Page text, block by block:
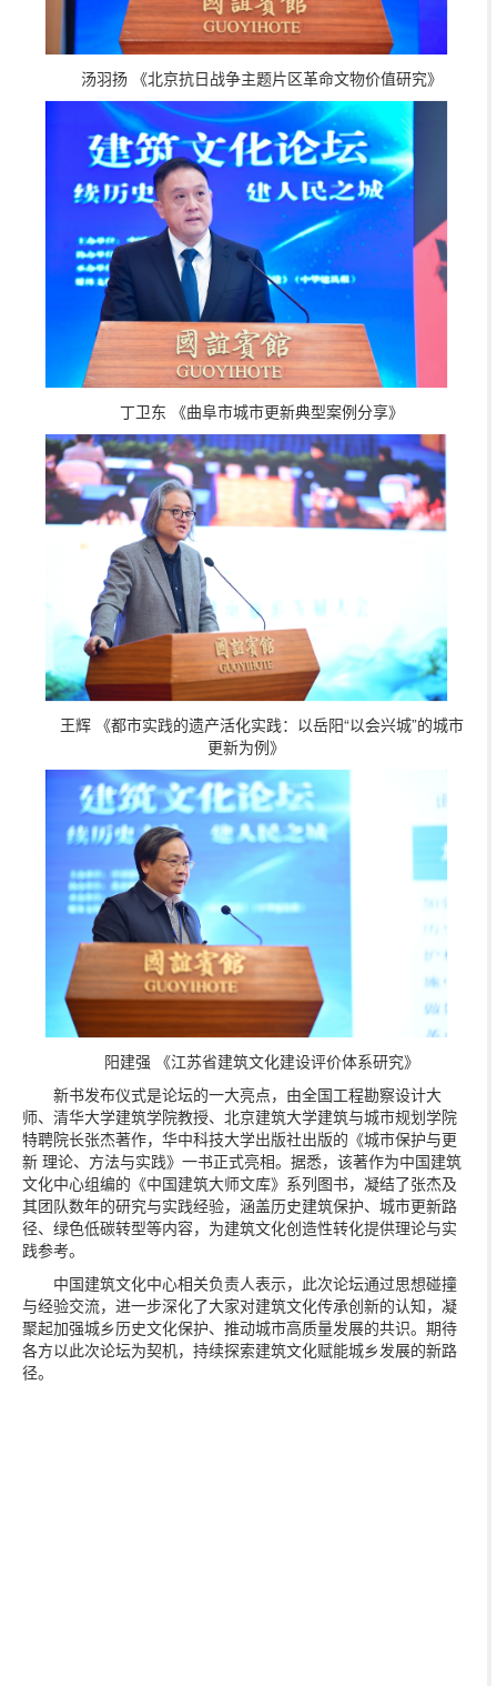
汤羽扬 《北京抗日战争主题片区革命文物价值研究》
丁卫东 《曲阜市城市更新典型案例分享》
王辉 《都市实践的遗产活化实践：以岳阳“以会兴城”的城市
更新为例》
阳建强 《江苏省建筑文化建设评价体系研究》
新书发布仪式是论坛的一大亮点，由全国工程勘察设计大
师、清华大学建筑学院教授、北京建筑大学建筑与城市规划学院
特聘院长张杰著作，华中科技大学出版社出版的《城市保护与更
新 理论、方法与实践》一书正式亮相。据悉，该著作为中国建筑
文化中心组编的《中国建筑大师文库》系列图书，凝结了张杰及
其团队数年的研究与实践经验，涵盖历史建筑保护、城市更新路
径、绿色低碳转型等内容，为建筑文化创造性转化提供理论与实
践参考。
中国建筑文化中心相关负责人表示，此次论坛通过思想碰撞
与经验交流，进一步深化了大家对建筑文化传承创新的认知，凝
聚起加强城乡历史文化保护、推动城市高质量发展的共识。期待
各方以此次论坛为契机，持续探索建筑文化赋能城乡发展的新路
径。